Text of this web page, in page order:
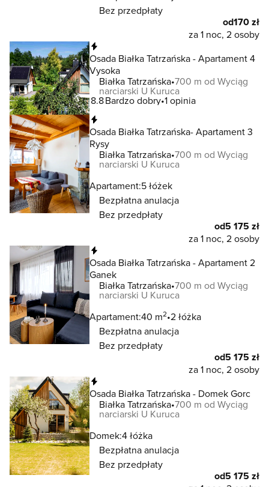
Bez przedpłaty
od170 zł
za 1 noc, 2 osoby
Osada Białka Tatrzańska - Apartament 4
Vysoka
Białka Tatrzańska 700 m od Wyciąg
narciarski U Kuruca
8.8Bardzo dobry 1 opinia
Osada Białka Tatrzańska- Apartament 3
Rysy
Białka Tatrzańska 700 m od Wyciąg
narciarski U Kuruca
Apartament:5 łóżek
Bezpłatna anulacja
Bez przedpłaty
od5 175 zł
za 1 noc, 2 osoby
Osada Białka Tatrzańska - Apartament 2
Ganek
Białka Tatrzańska 700 m od Wyciąg
narciarski U Kuruca
Apartament:40 m2 2 łóżka
Bezpłatna anulacja
Bez przedpłaty
od5 175 zł
za 1 noc, 2 osoby
Osada Białka Tatrzańska - Domek Gorc
Białka Tatrzańska 700 m od Wyciąg
narciarski U Kuruca
Domek:4 łóżka
Bezpłatna anulacja
Bez przedpłaty
od5 175 zł